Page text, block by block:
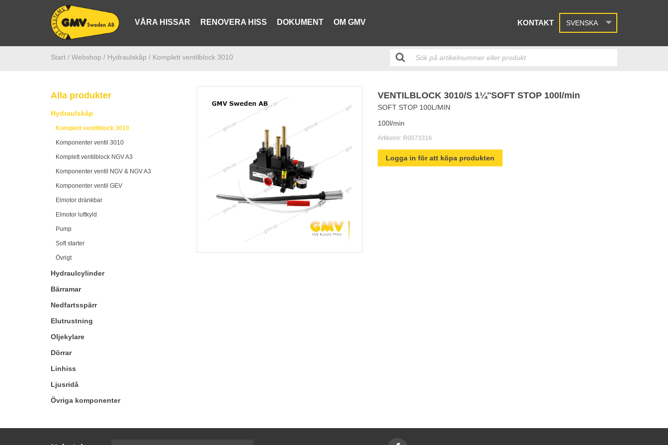
VÅRA HISSAR RENOVERA HISS DOKUMENT OM GMV KONTAKT SVENSKA
Start / Webshop / Hydraulskåp / Komplett ventilblock 3010
Alla produkter
Hydraulskåp
Komplett ventilblock 3010
Komponenter ventil 3010
Komplett ventilblock NGV A3
Komponenter ventil NGV & NGV A3
Komponenter ventil GEV
Elmotor dränkbar
Elmotor luftkyld
Pump
Soft starter
Övrigt
Hydraulcylinder
Bärramar
Nedfartsspärr
Elutrustning
Oljekylare
Dörrar
Linhiss
Ljusridå
Övriga komponenter
VENTILBLOCK 3010/S 1¼''SOFT STOP 100l/min
SOFT STOP 100L/MIN
100l/min
Artikelnr: R0073316
Logga in för att köpa produkten